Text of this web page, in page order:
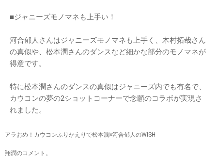
■ジャニーズモノマネも上手い！
河合郁人さんはジャニーズモノマネも上手く、木村拓哉さん
の真似や、松本潤さんのダンスなど細かな部分のモノマネが
得意です。
特に松本潤さんのダンスの真似はジャニーズ内でも有名で、
カウコンの夢の2ショットコーナーで念願のコラボが実現さ
れました。
アラおめ！カウコンふりかえりで松本潤×河合郁人のWISH
翔潤のコメント。